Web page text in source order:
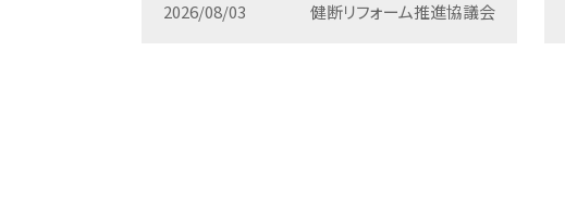
2026/08/03
健断リフォーム推進協議会